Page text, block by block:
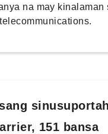
na may kinalaman
telecommunications.
151 bansa